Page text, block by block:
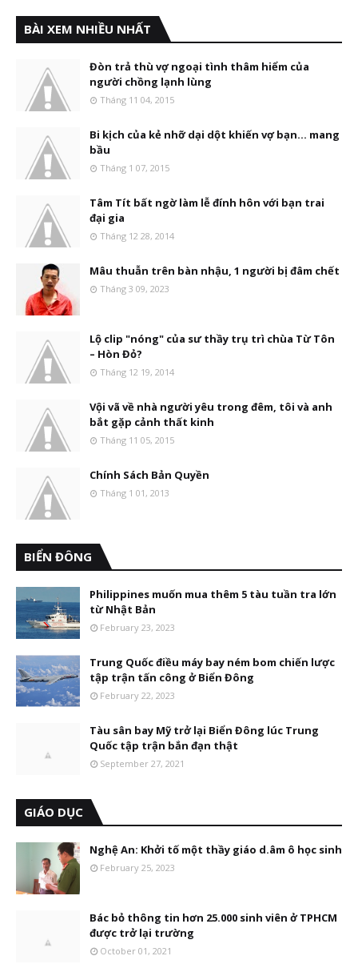
BÀI XEM NHIỀU NHẤT
Đòn trả thù vợ ngoại tình thâm hiểm của
người chồng lạnh lùng
Tháng 11 04, 2015
Bi kịch của kẻ nhỡ dại dột khiến vợ bạn... mang
bầu
Tháng 1 07, 2015
Tâm Tít bất ngờ làm lễ đính hôn với bạn trai
đại gia
Tháng 12 28, 2014
Mâu thuẫn trên bàn nhậu, 1 người bị đâm chết
Tháng 3 09, 2023
Lộ clip "nóng" của sư thầy trụ trì chùa Từ Tôn
– Hòn Đỏ?
Tháng 12 19, 2014
Vội vã về nhà người yêu trong đêm, tôi và anh
bắt gặp cảnh thất kinh
Tháng 11 05, 2015
Chính Sách Bản Quyền
Tháng 1 01, 2013
BIỂN ĐÔNG
Philippines muốn mua thêm 5 tàu tuần tra lớn
từ Nhật Bản
February 23, 2023
Trung Quốc điều máy bay ném bom chiến lược
tập trận tấn công ở Biển Đông
February 22, 2023
Tàu sân bay Mỹ trở lại Biển Đông lúc Trung
Quốc tập trận bắn đạn thật
September 27, 2021
GIÁO DỤC
Nghệ An: Khởi tố một thầy giáo d.âm ô học sinh
February 25, 2023
Bác bỏ thông tin hơn 25.000 sinh viên ở TPHCM
được trở lại trường
October 01, 2021